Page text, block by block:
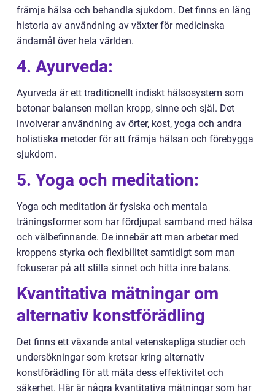
främja hälsa och behandla sjukdom. Det finns en lång
historia av användning av växter för medicinska
ändamål över hela världen.
4. Ayurveda:
Ayurveda är ett traditionellt indiskt hälsosystem som
betonar balansen mellan kropp, sinne och själ. Det
involverar användning av örter, kost, yoga och andra
holistiska metoder för att främja hälsan och förebygga
sjukdom.
5. Yoga och meditation:
Yoga och meditation är fysiska och mentala
träningsformer som har fördjupat samband med hälsa
och välbefinnande. De innebär att man arbetar med
kroppens styrka och flexibilitet samtidigt som man
fokuserar på att stilla sinnet och hitta inre balans.
Kvantitativa mätningar om
alternativ konstförädling
Det finns ett växande antal vetenskapliga studier och
undersökningar som kretsar kring alternativ
konstförädling för att mäta dess effektivitet och
säkerhet. Här är några kvantitativa mätningar som har